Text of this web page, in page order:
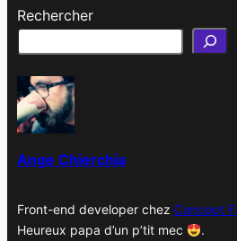
c
e
s
Rechercher
Ange Chierchia
Front-end developer chez Concept
Heureux papa d’un p’tit mec
.